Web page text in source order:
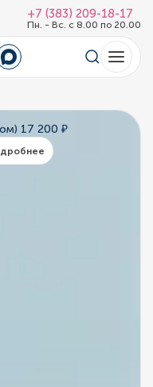
+7 (383) 209-18-17
Пн. - Вс. с 8.00 по 20.00
17 200 ₽